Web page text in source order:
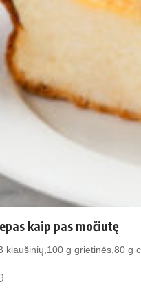
kaip pas močiutę
kiaušinių,100 g grietinės,80 g